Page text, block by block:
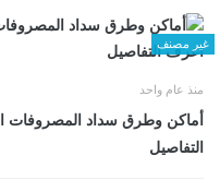
غير مصنف
منذ عام واحد
التفاصيل